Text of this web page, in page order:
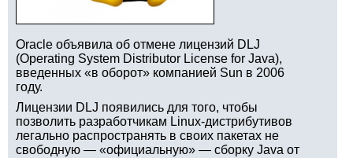
Oracle объявила об отмене лицензий DLJ
(Operating System Distributor License for Java),
введенных «в оборот» компанией Sun в 2006
году.
Лицензии DLJ появились для того, чтобы
позволить разработчикам Linux-дистрибутивов
легально распространять в своих пакетах не
свободную — «официальную» — сборку Java от